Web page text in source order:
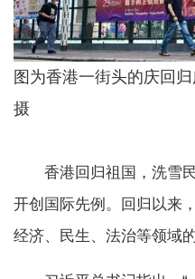
图为香港一街头的庆回
摄
香港回归祖国，洗雪民
开创国际先例。回归以来
经济、民生、法治等领域